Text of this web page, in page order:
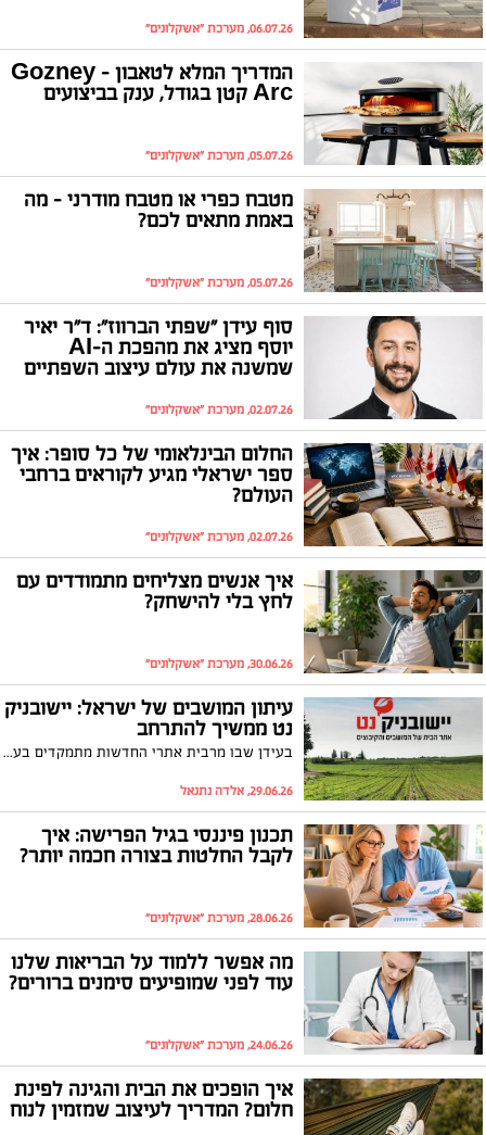
06.07.26, מערכת "אשקלונים"
המדריך המלא לטאבון - Gozney
Arc קטן בגודל, ענק בביצועים
05.07.26, מערכת "אשקלונים"
מטבח כפרי או מטבח מודרני – מה
באמת מתאים לכם?
05.07.26, מערכת "אשקלונים"
סוף עידן "שפתי הברווז": ד"ר יאיר
יוסף מציג את מהפכת ה-AI
שמשנה את עולם עיצוב השפתיים
02.07.26, מערכת "אשקלונים"
החלום הבינלאומי של כל סופר: איך
ספר ישראלי מגיע לקוראים ברחבי
העולם?
02.07.26, מערכת "אשקלונים"
איך אנשים מצליחים מתמודדים עם
לחץ בלי להישחק?
30.06.26, מערכת "אשקלונים"
עיתון המושבים של ישראל: יישובניק
נט ממשיך להתרחב
בעידן שבו מרבית אתרי החדשות מתמקדים בערים הגדולות ובאירועים בעלי עניין ארצי, ישנו קהל עצום של מאות אלפי תושבים החיים במושבים, בקיבוצים ובמועצות האזוריות, המבקש לקבל חדשות, מידע ותוכן הרלוונטיים לחיי היומיום שלו.
29.06.26, אלדה נתנאל
תכנון פיננסי בגיל הפרישה: איך
לקבל החלטות בצורה חכמה יותר?
28.06.26, מערכת "אשקלונים"
מה אפשר ללמוד על הבריאות שלנו
עוד לפני שמופיעים סימנים ברורים?
24.06.26, מערכת "אשקלונים"
איך הופכים את הבית והגינה לפינת
חלום? המדריך לעיצוב שמזמין לנוח